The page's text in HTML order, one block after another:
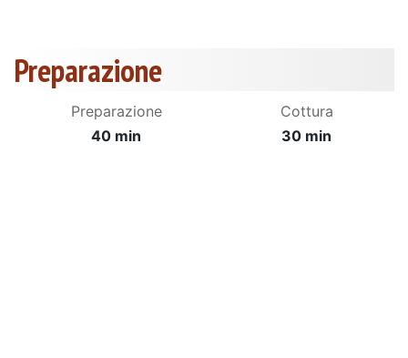
Preparazione
Preparazione
40 min
Cottura
30 min